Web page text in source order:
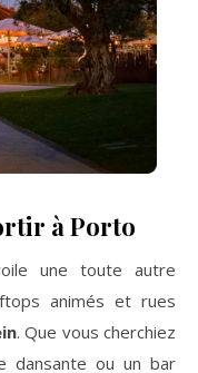
à Porto
une toute autre
animés et rues
. Que vous cherchiez
dansante ou un bar